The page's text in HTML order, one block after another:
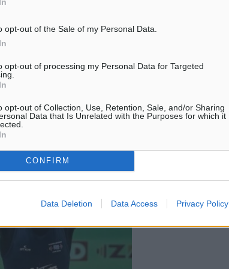
opt-out of the Sale of my Personal Data.
opt-out of processing my Personal Data for Targeted
opt-out of Collection, Use, Retention, Sale, and/or Sharing
Data that Is Unrelated with the Purposes for which it
CONFIRM
Data Deletion Data Access Privacy Policy
και πατέρα
και τη χαρά που